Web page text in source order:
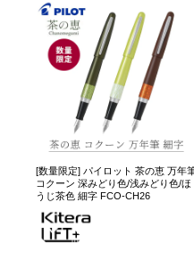
[数量限定] パイロット 茶の恵 万年
コクーン 深みどり色/浅みどり色/ほ
うじ茶色 細字 FCO-CH26